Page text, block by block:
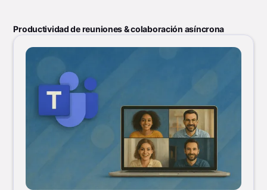
Productividad de reuniones & colaboración asíncrona